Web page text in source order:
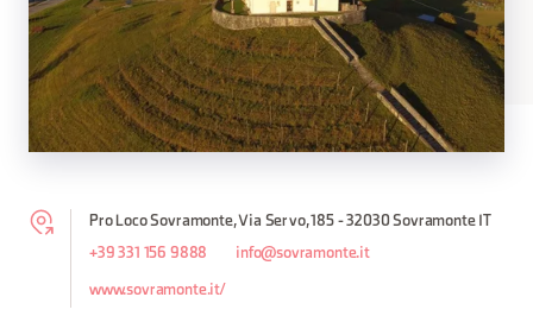
Pro Loco Sovramonte, Via Servo, 185 - 32030 Sovramonte IT
+39 331 156 9888 info@sovramonte.it
www.sovramonte.it/